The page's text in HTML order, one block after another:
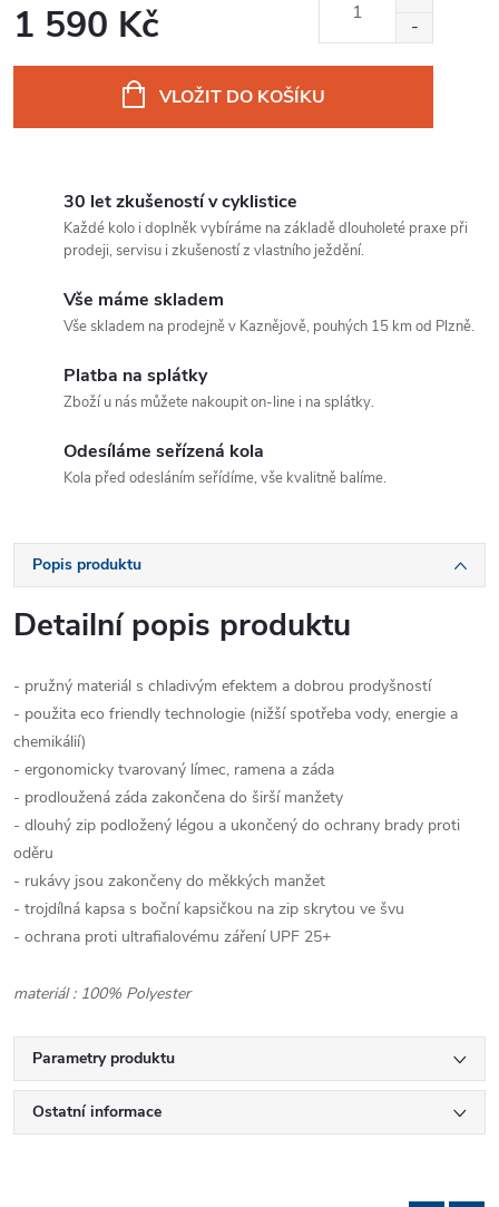
1 590 Kč
VLOŽIT DO KOŠÍKU
30 let zkušeností v cyklistice
Každé kolo i doplněk vybíráme na základě dlouholeté praxe při
prodeji, servisu i zkušeností z vlastního ježdění.
Vše máme skladem
Vše skladem na prodejně v Kaznějově, pouhých 15 km od Plzně.
Platba na splátky
Zboží u nás můžete nakoupit on-line i na splátky.
Odesíláme seřízená kola
Kola před odesláním seřídíme, vše kvalitně balíme.
Popis produktu
Detailní popis produktu
- pružný materiál s chladivým efektem a dobrou prodyšností
- použita eco friendly technologie (nižší spotřeba vody, energie a
chemikálií)
- ergonomicky tvarovaný límec, ramena a záda
- prodloužená záda zakončena do širší manžety
- dlouhý zip podložený légou a ukončený do ochrany brady proti
oděru
- rukávy jsou zakončeny do měkkých manžet
- trojdílná kapsa s boční kapsičkou na zip skrytou ve švu
- ochrana proti ultrafialovému záření UPF 25+
materiál : 100% Polyester
Parametry produktu
Ostatní informace